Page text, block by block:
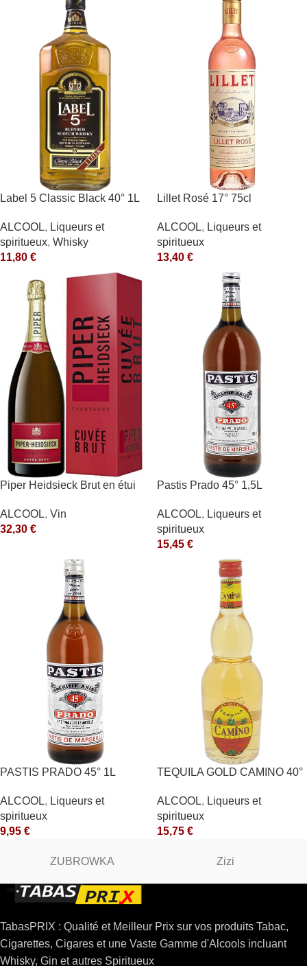
Label 5 Classic Black 40° 1L
ALCOOL, Liqueurs et
spiritueux, Whisky
11,80 €
Lillet Rosé 17° 75cl
ALCOOL, Liqueurs et
spiritueux
13,40 €
Piper Heidsieck Brut en étui
ALCOOL, Vin
32,30 €
Pastis Prado 45° 1,5L
ALCOOL, Liqueurs et
spiritueux
15,45 €
PASTIS PRADO 45° 1L
ALCOOL, Liqueurs et
spiritueux
9,95 €
TEQUILA GOLD CAMINO 40°
ALCOOL, Liqueurs et
spiritueux
15,75 €
ZUBROWKA Zizi
TabasPRIX : Qualité et Meilleur Prix sur vos produits Tabac,
Cigarettes, Cigares et une Vaste Gamme d'Alcools incluant
Whisky, Gin et autres Spiritueux